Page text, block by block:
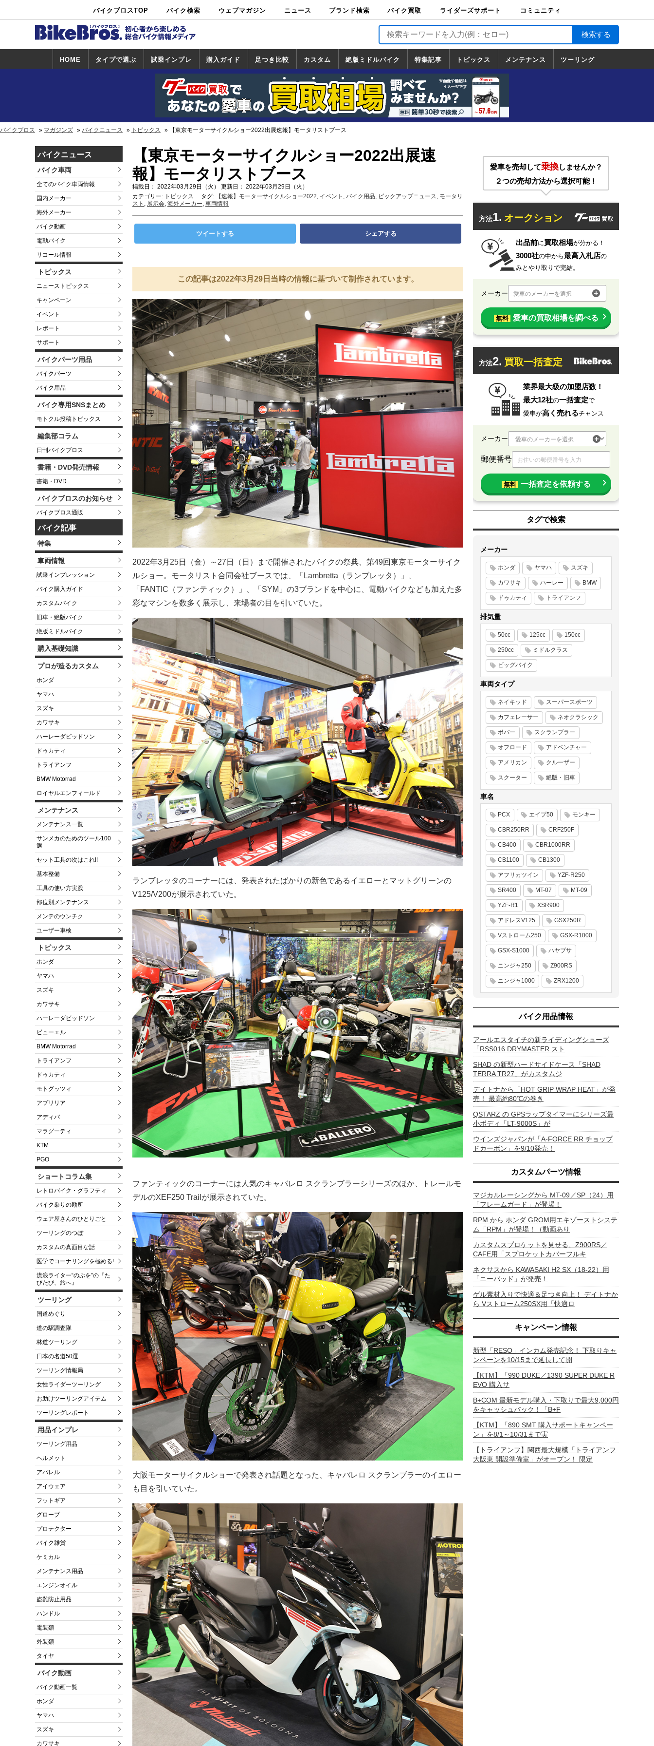
バイクブロスTOP バイク検索
中古バイ
ク・新車検
カタログ検
索
ショップ検
索
ウェブマガジン ニュース ブランド検索 バイク買取
バイク買取
ライダーズサポート
ライダーズサポート
TOP
バイク輸送
バイクガレージライ
フ
バイク車両保険
ロードサービス
バイク試乗
コミュニティ
HOME タイプで選ぶ 試乗インプレ
試乗インプレ
一覧
ホンダ
ヤマハ
スズキ
カワサキ
ハーレー
BMW
トライアンフ
ドゥカティ
購入ガイド
一覧
足つき比較 カスタム
カスタム
一覧
ホンダ
ヤマハ
スズキ
カワサキ
絶版ミドルバイク
絶版ミドルバイク
一覧
ホンダ
ヤマハ
スズキ
カワサキ
特集記事 トピックス
トピックス
一覧
ホンダ
ヤマハ
スズキ
カワサキ
ハーレーダ
ビッドソン
BMW
ドゥカティ
トライアン
フ
メンテナンス ツーリング
道の駅調査隊
ツーリング情報局
日本の道50選
国道めぐり
林道ツーリング
バイクブロス マガジンズ バイクニュース トピックス 【東京モーターサイクルショー2022出展速報】モータリストブース
バイクニュース
バイク車両
全てのバイク車両情報
国内メーカー
海外メーカー
バイク動画
電動バイク
リコール情報
トピックス
ニューストピックス
キャンペーン
イベント
レポート
サポート
バイクパーツ用品
バイクパーツ
バイク用品
バイク専用SNSまとめ
モトクル投稿トピックス
編集部コラム
日刊バイクブロス
書籍・DVD発売情報
書籍・DVD
バイクブロスのお知らせ
バイクブロス通販
バイク記事
特集
車両情報
試乗インプレッション
バイク購入ガイド
カスタムバイク
旧車・絶版バイク
絶版ミドルバイク
購入基礎知識
プロが造るカスタム
ホンダ
ヤマハ
スズキ
カワサキ
ハーレーダビッドソン
ドゥカティ
トライアンフ
BMW Motorrad
ロイヤルエンフィールド
メンテナンス
メンテナンス一覧
サンメカのためのツール100
選
セット工具の次はこれ!!
基本整備
工具の使い方実践
部位別メンテナンス
メンテのウンチク
ユーザー車検
トピックス
ホンダ
ヤマハ
スズキ
カワサキ
ハーレーダビッドソン
ビューエル
BMW Motorrad
トライアンフ
ドゥカティ
モトグッツィ
アプリリア
アディバ
マラグーティ
KTM
PGO
ショートコラム集
レトロバイク・グラフティ
バイク乗りの勘所
ウェア屋さんのひとりごと
ツーリングのつぼ
カスタムの真面目な話
医学でコーナリングを極める!
流浪ライター“のぶを”の『た
びたび、旅へ』
ツーリング
国道めぐり
道の駅調査隊
林道ツーリング
日本の名道50選
ツーリング情報局
女性ライダーツーリング
お助けツーリングアイテム
ツーリングレポート
用品インプレ
ツーリング用品
ヘルメット
アパレル
アイウェア
フットギア
グローブ
プロテクター
バイク雑貨
ケミカル
メンテナンス用品
エンジンオイル
盗難防止用品
ハンドル
電装類
外装類
タイヤ
バイク動画
バイク動画一覧
ホンダ
ヤマハ
スズキ
カワサキ
【東京モーターサイクルショー2022出展速
報】モータリストブース
掲載日： 2022年03月29日（火） 更新日： 2022年03月29日（火）
カテゴリー: トピックス タグ: 【速報】モーターサイクルショー2022, イベント , バイク用品, ピックアップニュース, モータリ
スト , 展示会, 海外メーカー, 車両情報
ツイートする シェアする
この記事は2022年3月29日当時の情報に基づいて制作されています。
2022年3月25日（金）～27日（日）まで開催されたバイクの祭典、第49回東京モーターサイク
ルショー。モータリスト合同会社ブースでは、「Lambretta（ランブレッタ）」、
「FANTIC（ファンティック）」、「SYM」の3ブランドを中心に、電動バイクなども加えた多
彩なマシンを数多く展示し、来場者の目を引いていた。
ランブレッタのコーナーには、発表されたばかりの新色であるイエローとマットグリーンの
V125/V200が展示されていた。
ファンティックのコーナーには人気のキャバレロ スクランブラーシリーズのほか、トレールモ
デルのXEF250 Trailが展示されていた。
大阪モーターサイクルショーで発表され話題となった、キャバレロ スクランブラーのイエロー
も目を引いていた。
愛車を売却して乗換しませんか？
２つの売却方法から選択可能！
方法1. オークション
出品前に買取相場が分かる！
3000社の中から最高入札店の
みとやり取りで完結。
メーカー 愛車のメーカーを選択
無料 愛車の買取相場を調べる
方法2. 買取一括査定
業界最大級の加盟店数！
最大12社の一括査定で
愛車が高く売れるチャンス
メーカー
郵便番号
無料 一括査定を依頼する
タグで検索
メーカー
ホンダ ヤマハ スズキ
カワサキ ハーレー BMW
ドゥカティ トライアンフ
排気量
50cc 125cc 150cc
250cc ミドルクラス
ビッグバイク
車両タイプ
ネイキッド スーパースポーツ
カフェレーサー ネオクラシック
ボバー スクランブラー
オフロード アドベンチャー
アメリカン クルーザー
スクーター 絶版・旧車
車名
PCX エイプ50 モンキー
CBR250RR CRF250F
CB400 CBR1000RR
CB1100 CB1300
アフリカツイン YZF-R250
SR400 MT-07 MT-09
YZF-R1 XSR900
アドレスV125 GSX250R
Vストローム250 GSX-R1000
GSX-S1000 ハヤブサ
ニンジャ250 Z900RS
ニンジャ1000 ZRX1200
バイク用品情報
アールエスタイチの新ライディングシューズ
「RSS016 DRYMASTER スト
SHAD の新型ハードサイドケース「SHAD
TERRA TR27」がカスタムジ
デイトナから「HOT GRIP WRAP HEAT」が発
売！ 最高約80℃の巻き
QSTARZ の GPSラップタイマーにシリーズ最
小ボディ「LT-9000S」が
ウインズジャパンが「A-FORCE RR チョップ
ドカーボン」を9/10発売！
カスタムパーツ情報
マジカルレーシングから MT-09／SP（24）用
「フレームガード」が登場！
RPM から ホンダ GROM用エキゾーストシステ
ム「RPM」が登場！（動画あり
カスタムスプロケットを見せる、Z900RS／
CAFE用「スプロケットカバーフルキ
ネクサスから KAWASAKI H2 SX（18-22）用
「ニーパッド」が発売！
ゲル素材入りで快適＆足つき向上！ デイトナか
ら Vストローム250SX用「快適ロ
キャンペーン情報
新型「RESO」インカム発売記念！ 下取りキャ
ンペーンを10/15まで延長して開
【KTM】「990 DUKE／1390 SUPER DUKE R
EVO 購入サ
B+COM 最新モデル購入・下取りで最大9,000円
をキャッシュバック！「B+F
【KTM】「890 SMT 購入サポートキャンペー
ン」を8/1～10/31まで実
【トライアンフ】関西最大規模「トライアンフ
大阪東 開設準備室」がオープン！ 限定